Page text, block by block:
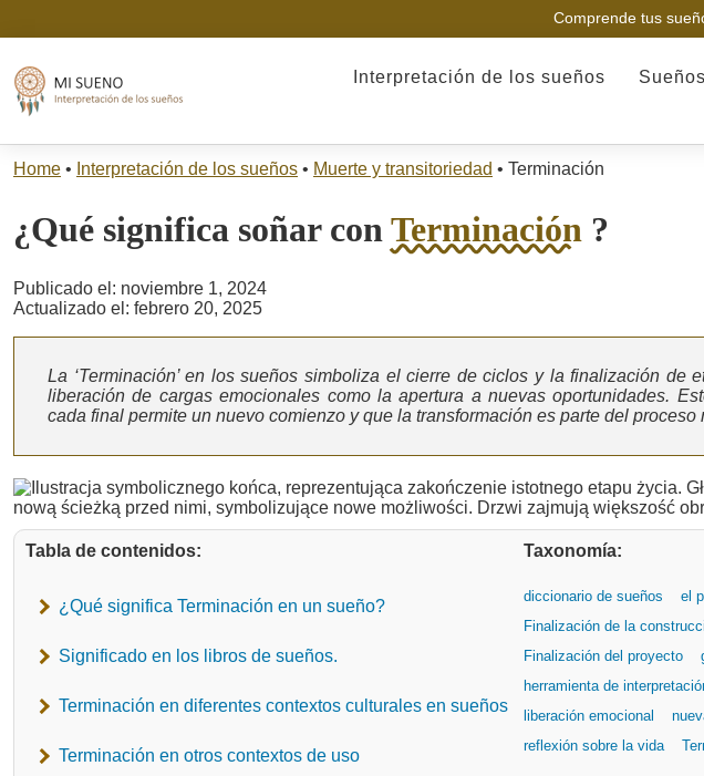
Comprende tus
Interpretación de los sueños Sueños
Home • Interpretación de los sueños • Muerte y transitoriedad • Terminación
¿Qué significa soñar con Terminación ?
Publicado el: noviembre 1, 2024
Actualizado el: febrero 20, 2025
La ‘Terminación’ en los sueños simboliza el cierre de ciclos y la finalización de
liberación de cargas emocionales como la apertura a nuevas oportunidades.
cada final permite un nuevo comienzo y que la transformación es parte del proceso
Tabla de contenidos:
¿Qué significa Terminación en un sueño?
Significado en los libros de sueños.
Terminación en diferentes contextos culturales en sueños
Terminación en otros contextos de uso
Taxonomía:
diccionario de sueños
el
Finalización de la
Finalización del proyecto
herramienta de
liberación emocional
reflexión sobre la vida